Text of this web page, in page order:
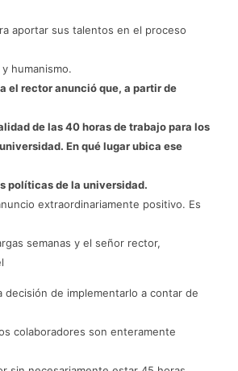
aportar sus talentos en el proceso
humanismo.
el rector anunció que, a partir de
de las 40 horas de trabajo para los
En qué lugar ubica ese
políticas de la universidad.
extraordinariamente positivo. Es
semanas y el señor rector,
decisión de implementarlo a contar de
colaboradores son enteramente